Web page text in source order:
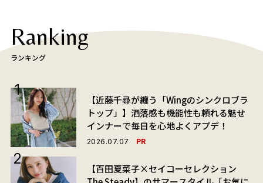
Ranking
ランキング
【近藤千尋が纏う「Wingのシンクロブラ
トップ」】洒落感も機能性も頼れる魅せ
インナーで毎日を心地よくアプデ！
2026.07.07 PR
【百田夏菜子×セイコーセレクション